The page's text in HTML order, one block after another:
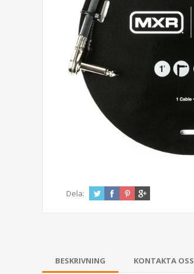
Dela:
BESKRIVNING KONTAKTA OSS